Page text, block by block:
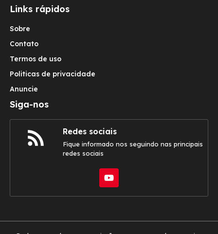
Links rápidos
Sobre
Contato
Termos de uso
Politicas de privacidade
Anuncie
Siga-nos
Redes sociais
Fique informado nos seguindo nas principais
redes sociais